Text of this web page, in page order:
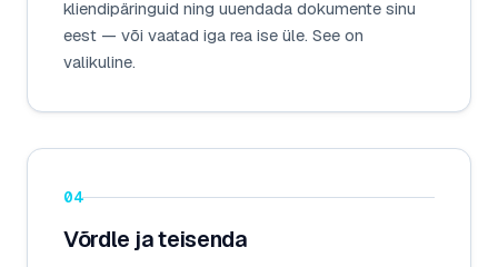
kliendipäringuid ning uuendada dokumente sinu
eest — või vaatad iga rea ise üle. See on
valikuline.
04
Võrdle ja teisenda